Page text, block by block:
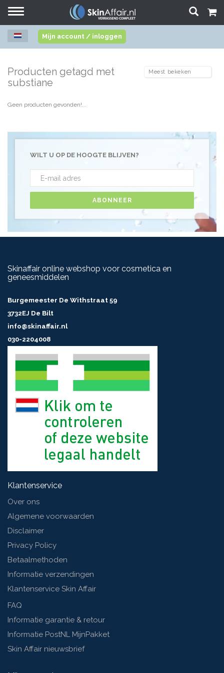
Toggle
Mijn account / inloggen
Producten getagd met
substiane
Geen producten gevonden!...
WILT U OP DE HOOGTE BLIJVEN?
ABONNEER
Skinaffair online webshop voor cosmetica en
geneesmiddelen
Burgemeester De Withstraat 59
3732EJ De Bilt
info@skinaffair.nl
030-2204008
Klantenservice
Over ons
Algemene voorwaarden
Disclaimer
Privacy Policy
Betaalmethoden
Informatie verzendingen
Klantenservice Skin Affair
FAQ
Informatie garantie & retour
Informatie PostNL MijnPakket
Skin Affair nieuwsbrief